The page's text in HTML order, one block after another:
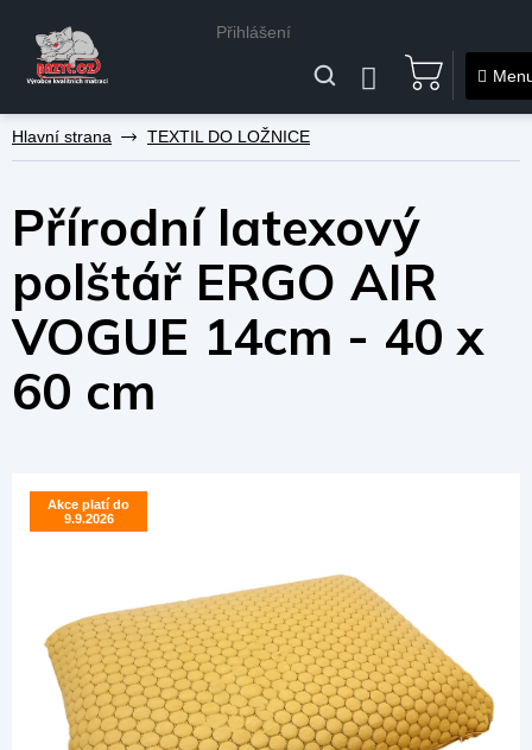
na
Přihlášení
NÁKUPNÍ
KOŠÍK
TEXTIL DO LOŽNICE
Přírodní latexový
polštář ERGO AIR
VOGUE 14cm - 40 x
60 cm
Akce platí do
9.9.2026
Akce platí do
9.9.2026